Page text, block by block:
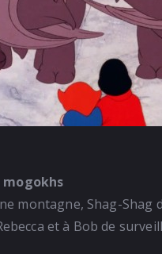
mogokhs
montagne, Shag-
et à Bob de